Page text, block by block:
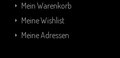
Mein Warenkorb
Meine Wishlist
Meine Adressen